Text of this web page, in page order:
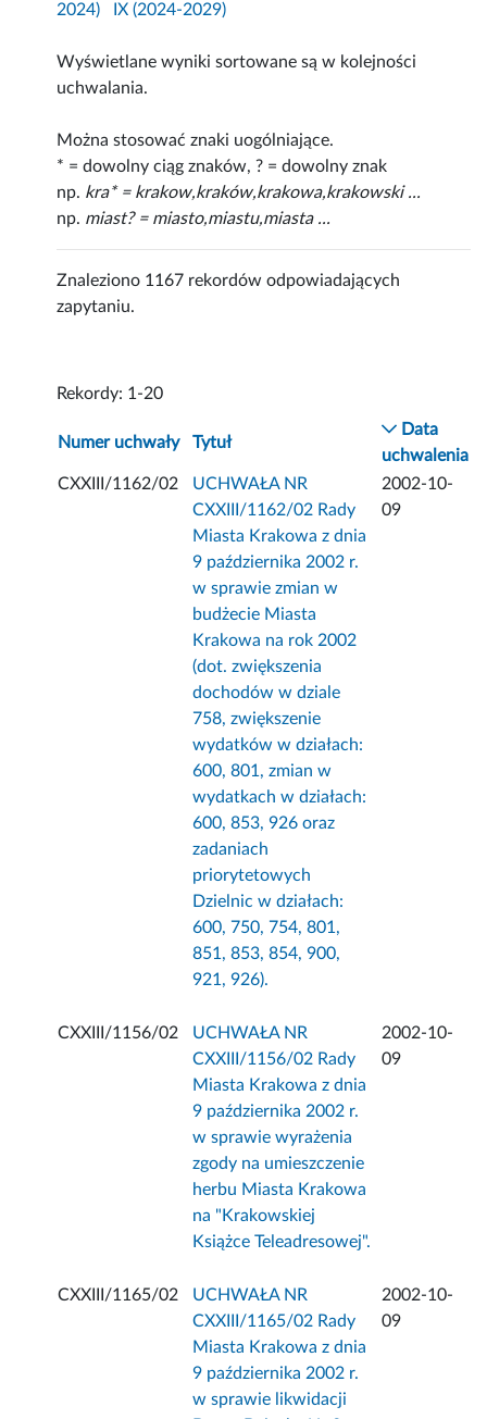
2024)
IX (2024-2029)
Wyświetlane wyniki sortowane są w kolejności
uchwalania.
Można stosować znaki uogólniające.
* = dowolny ciąg znaków, ? = dowolny znak
np. kra* = krakow,kraków,krakowa,krakowski ...
np. miast? = miasto,miastu,miasta ...
Znaleziono 1167 rekordów odpowiadających
zapytaniu.
Rekordy: 1-20
Numer uchwały Tytuł
Data
uchwalenia
CXXIII/1162/02
UCHWAŁA NR
CXXIII/1162/02 Rady
Miasta Krakowa z dnia
9 października 2002 r.
w sprawie zmian w
budżecie Miasta
Krakowa na rok 2002
(dot. zwiększenia
dochodów w dziale
758, zwiększenie
wydatków w działach:
600, 801, zmian w
wydatkach w działach:
600, 853, 926 oraz
zadaniach
priorytetowych
Dzielnic w działach:
600, 750, 754, 801,
851, 853, 854, 900,
921, 926).
2002-10-
09
CXXIII/1156/02
UCHWAŁA NR
CXXIII/1156/02 Rady
Miasta Krakowa z dnia
9 października 2002 r.
w sprawie wyrażenia
zgody na umieszczenie
herbu Miasta Krakowa
na "Krakowskiej
Książce Teleadresowej".
2002-10-
09
CXXIII/1165/02
UCHWAŁA NR
CXXIII/1165/02 Rady
Miasta Krakowa z dnia
9 października 2002 r.
w sprawie likwidacji
2002-10-
09